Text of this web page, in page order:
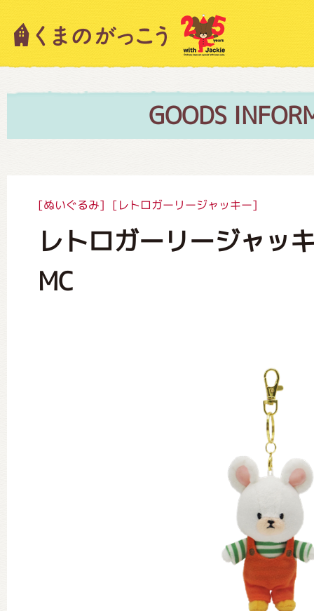
GOODS
[ぬいぐるみ] [レトロガーリージャッキー]
レトロガーリージャッ
MC
キャラクター紹介
絵本・作家紹介
おたのしみコンテンツ(クイズ・